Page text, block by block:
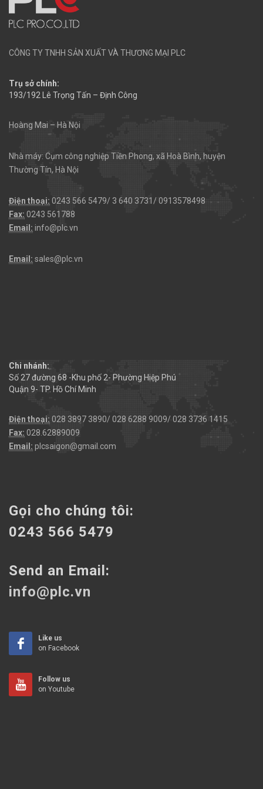
CÔNG TY TNHH SẢN XUẤT VÀ THƯƠNG MẠI PLC
Trụ sở chính:
193/192 Lê Trọng Tấn – Định Công
Hoàng Mai – Hà Nội
Nhà máy: Cụm công nghiệp Tiền Phong, xã Hoà Bình, huyện
Thường Tín, Hà Nội
Điện thoại: 0243 566 5479/ 3 640 3731/ 0913578498
Fax: 0243 561788
Email: info@plc.vn
Email: sales@plc.vn
Chi nhánh:
Số 27 đường 68 -Khu phố 2- Phường Hiệp Phú
Quận 9- TP. Hồ Chí Minh
Điện thoại: 028 3897 3890/ 028 6288 9009/ 028 3736 1415
Fax: 028.62889009
Email: plcsaigon@gmail.com
Gọi cho chúng tôi:
0243 566 5479
Send an Email:
info@plc.vn
Like us
on Facebook
Follow us
on Youtube